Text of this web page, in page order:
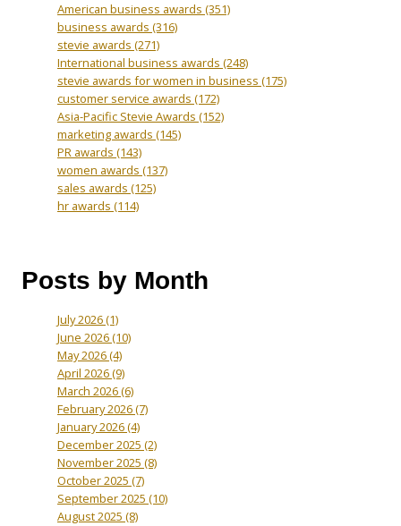
American business awards (351)
business awards (316)
stevie awards (271)
International business awards (248)
stevie awards for women in business (175)
customer service awards (172)
Asia-Pacific Stevie Awards (152)
marketing awards (145)
PR awards (143)
women awards (137)
sales awards (125)
hr awards (114)
Posts by Month
July 2026(1)
June 2026(10)
May 2026(4)
April 2026(9)
March 2026(6)
February 2026(7)
January 2026(4)
December 2025 (2)
November 2025 (8)
October 2025 (7)
September 2025 (10)
August 2025 (8)